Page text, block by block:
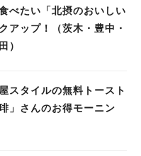
べたい「北摂のおいしい
アップ！（茨木・豊中・
）
スタイルの無料トースト
」さんのお得モーニン